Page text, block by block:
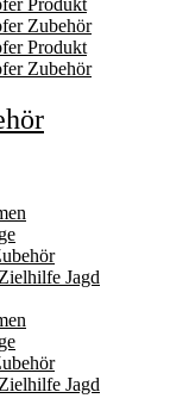
Produkt
Zubehör
Produkt
Zubehör
Jagd
Jagd